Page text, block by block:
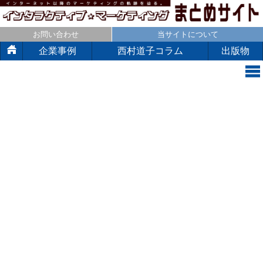
お問い合わせ 当サイトについて
企業事例 西村道子コラム 出版物